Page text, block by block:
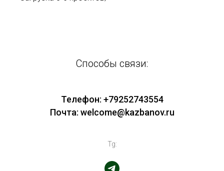
Способы связи:
Телефон: +79252743554
Почта: welcome@kazbanov.ru
Tg: